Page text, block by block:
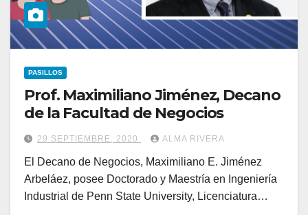
PASILLOS
Prof. Maximiliano Jiménez, Decano
de la Facultad de Negocios
29 SEPTIEMBRE, 2020 ALMA RIVERA
El Decano de Negocios, Maximiliano E. Jiménez
Arbeláez, posee Doctorado y Maestría en Ingeniería
Industrial de Penn State University, Licenciatura…